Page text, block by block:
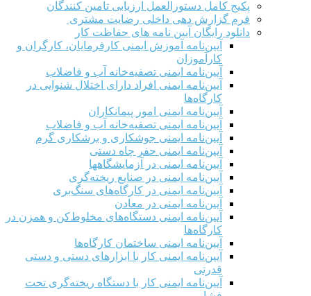
پکیج کامل دستورالعمل ارزیابی تامین کنندگان
فرم گزارش دهی داخلی رضایت مشتری
دانلود رایگان آیین نامه های حفاظت کار
آیین‌نامه آموزش ایمنی کارفرمایان، کارگران و
کارآموزان
آیین‌نامه ایمنی تصفیه‌خانه آب و فاضلاب
آیین‌نامه ایمنی افراد دارای اختلال شنوایی در
کارگاه‌ها
آیین‌نامه ایمنی امور پیمانکاران
آیین‌نامه ایمنی تصفیه‌خانه آب و فاضلاب
آیین‌نامه ایمنی جوشکاری و برشکاری گرم
آیین‌نامه ایمنی حفر چاه دستی
آیین‌نامه ایمنی در آزمایشگاهها
آیین‌نامه ایمنی در صنایع ریخته‌گری
آیین‌نامه ایمنی در کارگاه‌های سنگ‌بری
آیین‌نامه ایمنی در معادن
آیین‌نامه ایمنی دستگاه‌های مخلوط‌کن و همزن در
کارگاه‌ها
آیین‌نامه ایمنی ساختمان کارگاه‌ها
آیین‌نامه ایمنی کار با ابزارهای دستی و دستی
قدرتی
آیین‌نامه ایمنی کار با دستگاه ریخته‌گری تحت